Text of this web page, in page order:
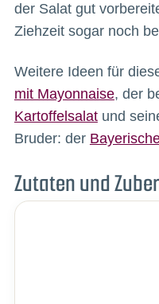
der Salat gut
Ziehzeit sogar noch
Weitere Ideen für
mit Mayonnaise, der
Kartoffelsalatund
Bruder: der
Zutaten und